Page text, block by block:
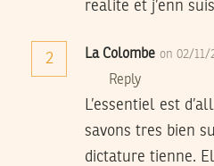
realite et j’enn
2 La Colombe on 02/11/
Reply
L’essentiel est
savons tres bien
dictature tienne.